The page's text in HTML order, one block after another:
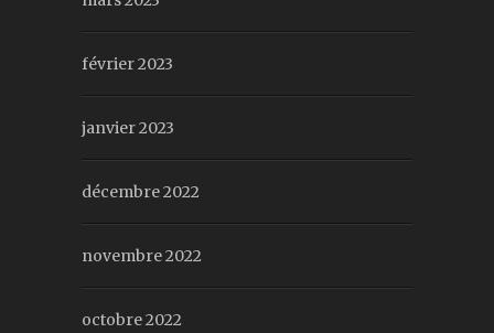
février 2023
janvier 2023
décembre 2022
novembre 2022
octobre 2022